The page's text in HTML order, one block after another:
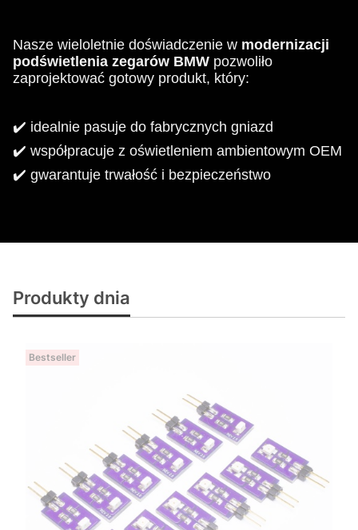
Nasze wieloletnie doświadczenie w modernizacji
podświetlenia zegarów BMW pozwoliło
zaprojektować gotowy produkt, który:
✔️ idealnie pasuje do fabrycznych gniazd
✔️ współpracuje z oświetleniem ambientowym OEM
✔️ gwarantuje trwałość i bezpieczeństwo
Produkty dnia
Bestseller